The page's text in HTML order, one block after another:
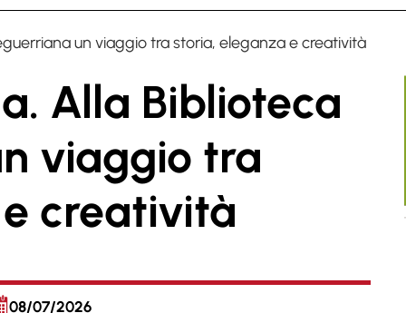
un viaggio tra storia, eleganza e creatività
Alla Biblioteca
viaggio tra
creatività
08/07/2026